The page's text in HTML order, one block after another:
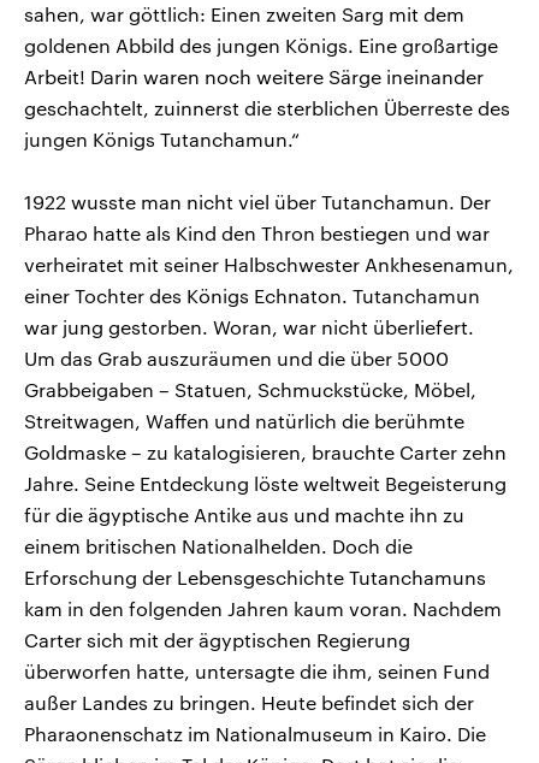
sahen, war göttlich: Einen zweiten Sarg mit dem
goldenen Abbild des jungen Königs. Eine großartige
Arbeit! Darin waren noch weitere Särge ineinander
geschachtelt, zuinnerst die sterblichen Überreste des
jungen Königs Tutanchamun.“
1922 wusste man nicht viel über Tutanchamun. Der
Pharao hatte als Kind den Thron bestiegen und war
verheiratet mit seiner Halbschwester Ankhesenamun,
einer Tochter des Königs Echnaton. Tutanchamun
war jung gestorben. Woran, war nicht überliefert.
Um das Grab auszuräumen und die über 5000
Grabbeigaben – Statuen, Schmuckstücke, Möbel,
Streitwagen, Waffen und natürlich die berühmte
Goldmaske – zu katalogisieren, brauchte Carter zehn
Jahre. Seine Entdeckung löste weltweit Begeisterung
für die ägyptische Antike aus und machte ihn zu
einem britischen Nationalhelden. Doch die
Erforschung der Lebensgeschichte Tutanchamuns
kam in den folgenden Jahren kaum voran. Nachdem
Carter sich mit der ägyptischen Regierung
überworfen hatte, untersagte die ihm, seinen Fund
außer Landes zu bringen. Heute befindet sich der
Pharaonenschatz im Nationalmuseum in Kairo. Die